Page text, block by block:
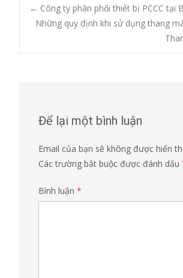
Post
navigation
← Công ty phân phối thiết bị PCCC tại
Những quy định khi sử dụng thang
Để lại một bình luận
Email của bạn sẽ không được hiển
Các trường bắt buộc được đánh dấu
Bình luận *